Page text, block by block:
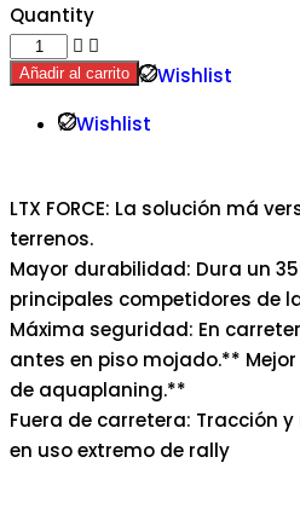
Quantity
Wishlist
Añadir al carrito
Wishlist
LTX FORCE: La solución má
terrenos.
Mayor durabilidad: Dura un
principales competidores de
Máxima seguridad: En
antes en piso mojado.**
de aquaplaning.**
Fuera de carretera: Tracción
en uso extremo de rally